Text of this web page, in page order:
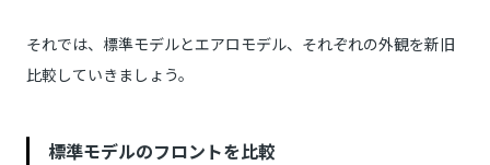
それでは、標準モデルとエアロモデル、それぞれの外観を新旧
比較していきましょう。
標準モデルのフロントを比較